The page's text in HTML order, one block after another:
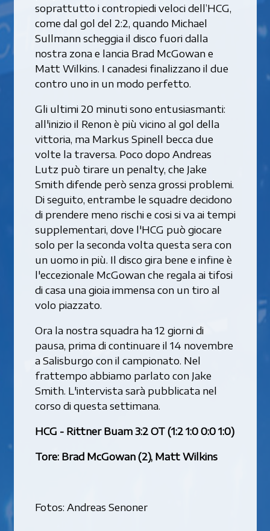
soprattutto i contropiedi veloci dell’HCG,
come dal gol del 2:2, quando Michael
Sullmann scheggia il disco fuori dalla
nostra zona e lancia Brad McGowan e
Matt Wilkins. I canadesi finalizzano il due
contro uno in un modo perfetto.
Gli ultimi 20 minuti sono entusiasmanti:
all'inizio il Renon è più vicino al gol della
vittoria, ma Markus Spinell becca due
volte la traversa. Poco dopo Andreas
Lutz può tirare un penalty, che Jake
Smith difende però senza grossi problemi.
Di seguito, entrambe le squadre decidono
di prendere meno rischi e cosi si va ai tempi
supplementari, dove l'HCG può giocare
solo per la seconda volta questa sera con
un uomo in più. Il disco gira bene e infine è
l'eccezionale McGowan che regala ai tifosi
di casa una gioia immensa con un tiro al
volo piazzato.
Ora la nostra squadra ha 12 giorni di
pausa, prima di continuare il 14 novembre
a Salisburgo con il campionato. Nel
frattempo abbiamo parlato con Jake
Smith. L'intervista sarà pubblicata nel
corso di questa settimana.
HCG - Rittner Buam 3:2 OT (1:2 1:0 0:0 1:0)
Tore: Brad McGowan (2), Matt Wilkins
Fotos: Andreas Senoner